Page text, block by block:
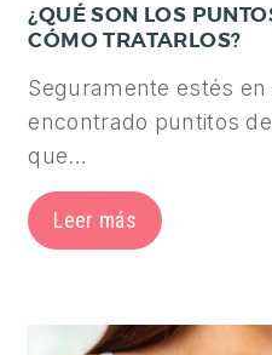
¿QUÉ SON LOS
CÓMO TRATARLOS?
Seguramente estés
encontrado puntitos
que…
Leer más